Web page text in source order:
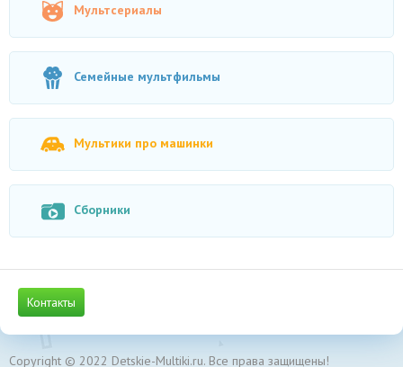
Мультсериалы
Семейные мультфильмы
Мультики про машинки
Сборники
Контакты
Copyright © 2022 Detskie-Multiki.ru. Все права защищены!